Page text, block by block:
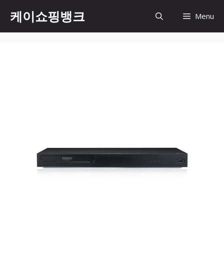
content
케이쇼핑뱅크 Menu